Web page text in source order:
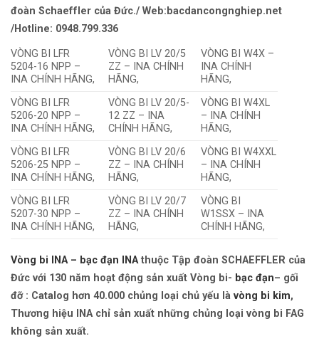
đoàn Schaeffler của Đức./ Web:bacdancongnghiep.net
/Hotline: 0948.799.336
VÒNG BI LFR
5204-16 NPP –
INA CHÍNH HÃNG,
VÒNG BI LV 20/5
ZZ – INA CHÍNH
HÃNG,
VÒNG BI W4X –
INA CHÍNH
HÃNG,
VÒNG BI LFR
5206-20 NPP –
INA CHÍNH HÃNG,
VÒNG BI LV 20/5-
12 ZZ – INA
CHÍNH HÃNG,
VÒNG BI W4XL
– INA CHÍNH
HÃNG,
VÒNG BI LFR
5206-25 NPP –
INA CHÍNH HÃNG,
VÒNG BI LV 20/6
ZZ – INA CHÍNH
HÃNG,
VÒNG BI W4XXL
– INA CHÍNH
HÃNG,
VÒNG BI LFR
5207-30 NPP –
INA CHÍNH HÃNG,
VÒNG BI LV 20/7
ZZ – INA CHÍNH
HÃNG,
VÒNG BI
W1SSX – INA
CHÍNH HÃNG,
Vòng bi INA – bạc đạn INAthuộc Tập đoàn SCHAEFFLER của
Đức với 130 năm hoạt động sản xuất Vòng bi- bạc đạn– gối
đỡ : Catalog hơn 40.000 chủng loại chủ yếu là vòng bi kim,
Thương hiệu INA chỉ sản xuất những chủng loại vòng bi FAG
không sản xuất.